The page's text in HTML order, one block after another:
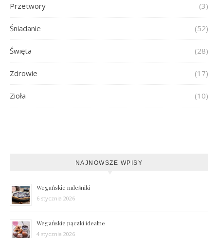
Przetwory (3)
Śniadanie (52)
Święta (28)
Zdrowie (17)
Zioła (10)
NAJNOWSZE WPISY
Wegańskie naleśniki
6 stycznia 2026
Wegańskie pączki idealne
4 stycznia 2026